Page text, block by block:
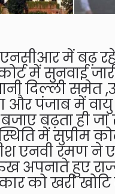
में बढ़
में सुनवाई जारी
दिल्ली समेत
और पंजाब में
बढ़ता ही जा
में सुप्रीम
एनवी रमण ने
अपनाते हुए
को खरी खोटि